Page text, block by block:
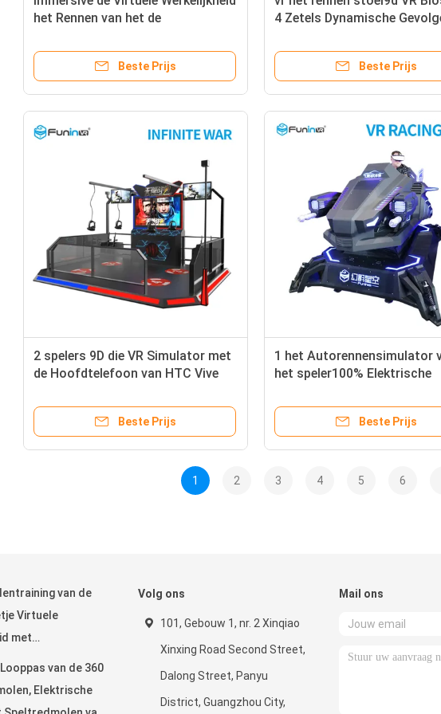
het Rennen van het de
Machine VR voor jonge geitjes
Beste Prijs
4 Zetels Dynamische
Beste Prijs
2 spelers 9D die VR Simulator met
de Hoofdtelefoon van HTC Vive
Beste Prijs
1 het Autorennensimulator
het speler100% Elektrische
Beste Prijs
1 2 3 4 5 6
van de
Virtuele
met
van de 360
Elektrische
Volg ons
101, Gebouw 1, nr. 2 Xinqiao
Xinxing Road Second Street,
Dalong Street, Panyu
District, Guangzhou City,
Mail ons